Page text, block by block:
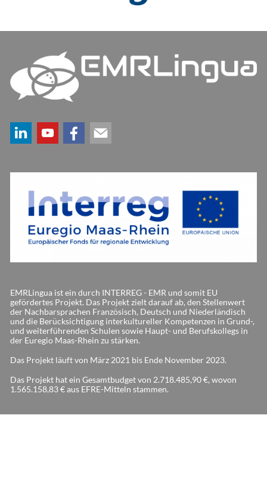
EMRLingua ist ein durch INTERREG - EMR und somit EU
gefördertes Projekt. Das Projekt zielt darauf ab, den Stellenwert
der Nachbarsprachen Französisch, Deutsch und Niederländisch
und die Berücksichtigung interkultureller Kompetenzen in Grund-,
und weiterführenden Schulen sowie Haupt- und Berufskollegs in
der Euregio Maas-Rhein zu stärken.
Das Projekt läuft von März 2021 bis Ende November 2023.
Das Projekt hat ein Gesamtbudget von 2.718.485,90 €, wovon
1.565.158,83 € aus EFRE-Mitteln stammen.